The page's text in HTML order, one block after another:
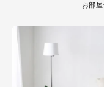
お部